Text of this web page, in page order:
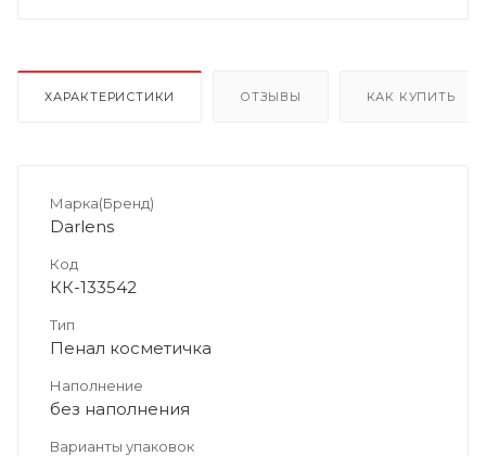
ХАРАКТЕРИСТИКИ ОТЗЫВЫ КАК КУПИТЬ
Марка(Бренд)
Darlens
Код
КК-133542
Тип
Пенал косметичка
Наполнение
без наполнения
Варианты упаковок